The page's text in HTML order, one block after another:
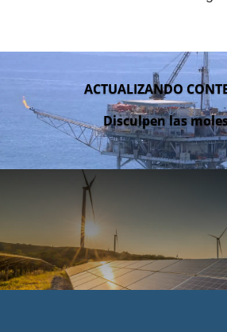
ACTUALIZANDO
Disculpen las